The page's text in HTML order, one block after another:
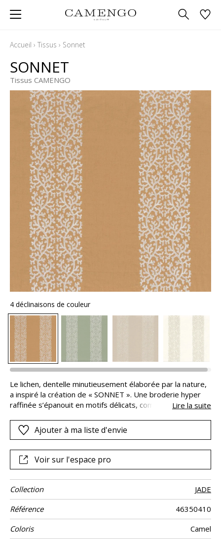
Accueil › Tissus › Sonnet
SONNET
Tissus CAMENGO
4 déclinaisons de couleur
Le lichen, dentelle minutieusement élaborée par la nature,
a inspiré la création de « SONNET ». Une broderie hyper
raffinée s’épanouit en motifs délicats, comme une
rayures permettant de rythmer une mise en scène
décorative.
Lire la suite
Ajouter à ma liste d'envie
Voir sur l'espace pro
Collection
JADE
Référence
46350410
Coloris
Camel